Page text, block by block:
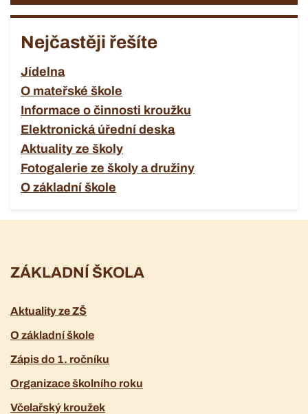
Nejčastěji řešíte
Jídelna
O mateřské škole
Informace o činnosti kroužku
Elektronická úřední deska
Aktuality ze školy
Fotogalerie ze školy a družiny
O základní škole
ZÁKLADNÍ ŠKOLA
Aktuality ze ZŠ
O základní škole
Zápis do 1. ročníku
Organizace školního roku
Včelařský kroužek